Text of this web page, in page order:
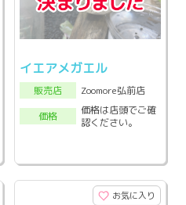
イエアメガエル
販売店
Zoomore弘前店
価格
価格は店頭でご確
認ください。
お気に入り